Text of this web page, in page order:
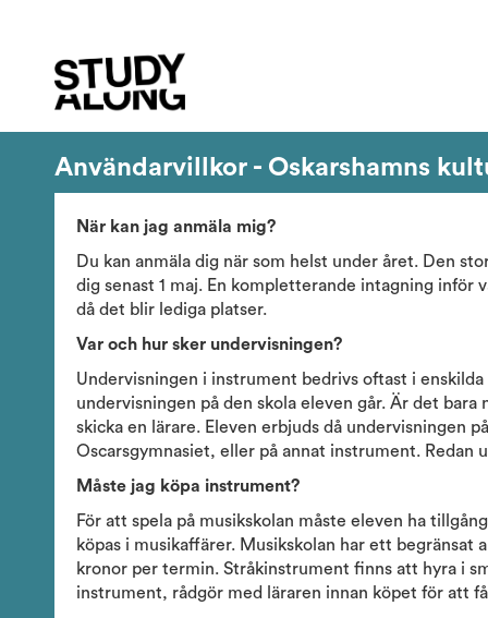
Användarvillkor - Oskarshamns
När kan jag anmäla mig?
Du kan anmäla dig när som helst under året. Den
dig senast 1 maj. En kompletterande intagning
då det blir lediga platser.
Var och hur sker undervisningen?
Undervisningen i instrument bedrivs oftast i
undervisningen på den skola eleven går. Är det
skicka en lärare. Eleven erbjuds då undervisningen
Oscarsgymnasiet, eller på annat instrument.
Måste jag köpa instrument?
För att spela på musikskolan måste eleven ha
köpas i musikaffärer. Musikskolan har ett
kronor per termin. Stråkinstrument finns att hyra i
instrument, rådgör med läraren innan köpet för att